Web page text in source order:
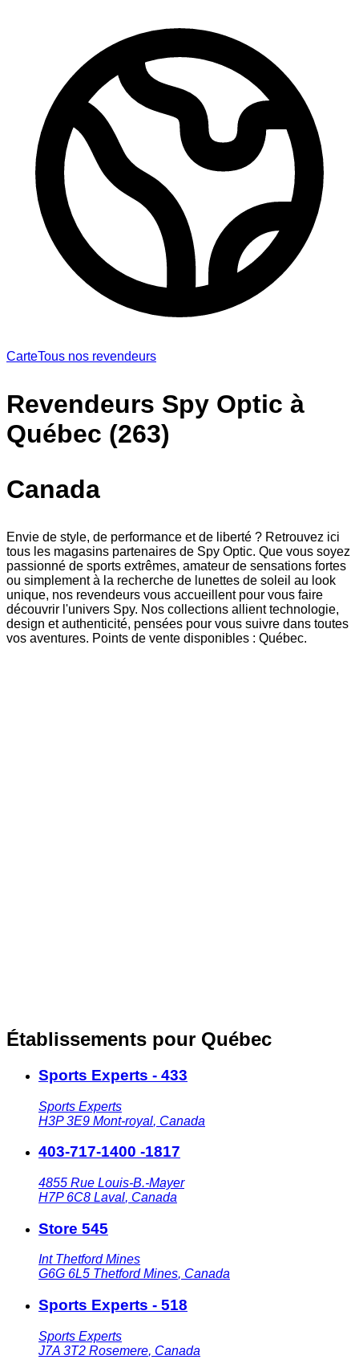
CarteTous nos revendeurs
Revendeurs Spy Optic à
Québec (263)
Canada
Envie de style, de performance et de liberté ? Retrouvez ici
tous les magasins partenaires de Spy Optic. Que vous soyez
passionné de sports extrêmes, amateur de sensations fortes
ou simplement à la recherche de lunettes de soleil au look
unique, nos revendeurs vous accueillent pour vous faire
découvrir l'univers Spy. Nos collections allient technologie,
design et authenticité, pensées pour vous suivre dans toutes
vos aventures. Points de vente disponibles : Québec.
Établissements pour Québec
Sports Experts - 433
Sports Experts
H3P 3E9 Mont-royal, Canada
403-717-1400 -1817
4855 Rue Louis-B.-Mayer
H7P 6C8 Laval, Canada
Store 545
Int Thetford Mines
G6G 6L5 Thetford Mines, Canada
Sports Experts - 518
Sports Experts
J7A 3T2 Rosemere, Canada